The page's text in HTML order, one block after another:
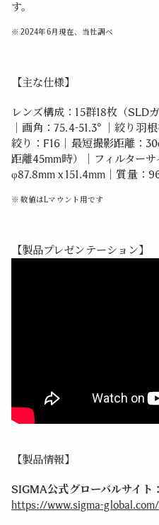
す。
※ 2024年6月現在、当社調べ
【主な仕様】
レンズ構成：15群18枚（SLD
｜画角：75.4-51.3° ｜絞り羽
絞り：F16｜最短撮影距離：
距離45mm時）｜フィルター
φ87.8mm x 151.4mm｜質量：
※ 数値はLマウント用です
【製品プレゼンテーション】
【製品情報】
SIGMA公式グローバルサイト：
https://www.sigma-global.com/